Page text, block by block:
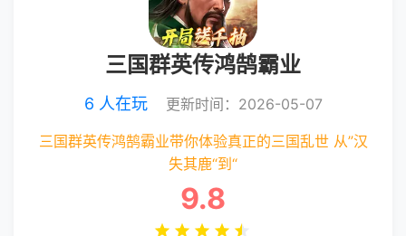
三国群英传鸿鹄霸业
6 人在玩 更新时间：2026-05-07
三国群英传鸿鹄霸业带你体验真正的三国乱世 从”汉
失其鹿“到“
9.8